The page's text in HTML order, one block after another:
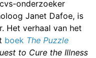
onderzoeker
Janet Dafoe, is
Het verhaal van het
boek The Puzzle
to Cure the Illness